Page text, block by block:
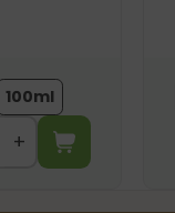
100ml